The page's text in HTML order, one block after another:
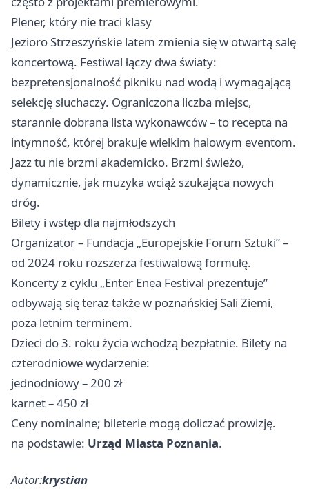
Plener, który nie traci klasy
Jezioro Strzeszyńskie latem zmienia się w otwartą salę
koncertową. Festiwal łączy dwa światy:
bezpretensjonalność pikniku nad wodą i wymagającą
selekcję słuchaczy. Ograniczona liczba miejsc,
starannie dobrana lista wykonawców – to recepta na
intymność, której brakuje wielkim halowym eventom.
Jazz tu nie brzmi akademicko. Brzmi świeżo,
dynamicznie, jak muzyka wciąż szukająca nowych
dróg.
Bilety i wstęp dla najmłodszych
Organizator – Fundacja „Europejskie Forum Sztuki” –
od 2024 roku rozszerza festiwalową formułę.
Koncerty z cyklu „Enter Enea Festival prezentuje”
odbywają się teraz także w poznańskiej Sali Ziemi,
poza letnim terminem.
Dzieci do 3. roku życia wchodzą bezpłatnie. Bilety na
czterodniowe wydarzenie:
jednodniowy – 200 zł
karnet – 450 zł
Ceny nominalne; bileterie mogą doliczać prowizję.
na podstawie: Urząd Miasta Poznania.
Autor:krystian